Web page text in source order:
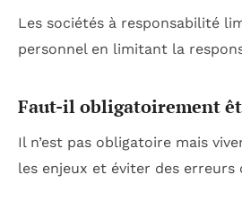
Les sociétés à responsabilité
personnel en limitant la
Faut-il obligatoirement
Il n’est pas obligatoire mais
les enjeux et éviter des